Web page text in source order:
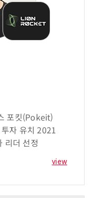
포킷(Pokeit)
자 유치 2021
리더 선정
view